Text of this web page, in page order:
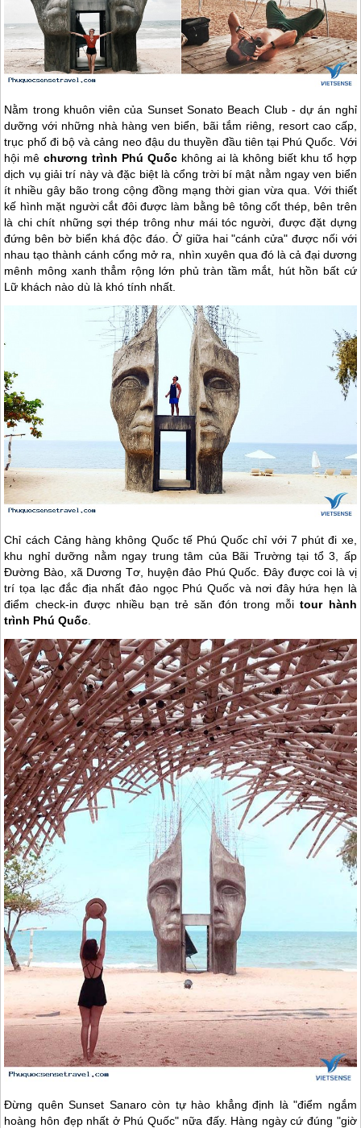
Nằm trong khuôn viên của Sunset Sonato Beach Club - dự án nghỉ
dưỡng với những nhà hàng ven biển, bãi tắm riêng, resort cao cấp,
trục phố đi bộ và cảng neo đậu du thuyền đầu tiên tại Phú Quốc . Với
hội mêchương trình Phú Quốc không ai là không biết khu tổ hợp
dịch vụ giải trí này và đặc biệt là cổng trời bí mật nằm ngay ven biển
ít nhiều gây bão trong cộng đồng mạng thời gian vừa qua. Với thiết
kế hình mặt người cắt đôi được làm bằng bê tông cốt thép, bên trên
là chi chít những sợi thép trông như mái tóc người, được đặt dựng
đứng bên bờ biển khá độc đáo. Ở giữa hai "cánh cửa" được nối với
nhau tạo thành cánh cổng mở ra, nhìn xuyên qua đó là cả đại dương
mênh mông xanh thẳm rộng lớn phủ tràn tầm mắt, hút hồn bất cứ
Lữ khách nào dù là khó tính nhất.
Chỉ cách Cảng hàng không Quốc tế Phú Quốc chỉ với 7 phút đi xe,
khu nghỉ dưỡng nằm ngay trung tâm của Bãi Trường tại tổ 3, ấp
Đường Bào, xã Dương Tơ, huyện đảo Phú Quốc . Đây được coi là vị
trí tọa lạc đắc địa nhất đảo ngọc Phú Quốcvà nơi đây hứa hẹn là
điểm check-in được nhiều bạn trẻ săn đón trong mỗitour hành
trình Phú Quốc
Đừng quên Sunset Sanaro còn tự hào khẳng định là "điểm ngắm
hoàng hôn đẹp nhất ở Phú Quốc" nữa đấy. Hàng ngày cứ đúng "giờ